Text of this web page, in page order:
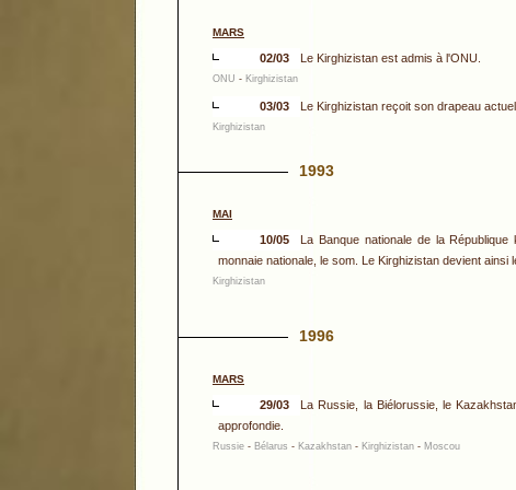
MARS
02/03 Le Kirghizistan est admis à l'ONU.
ONU - Kirghizistan
03/03 Le Kirghizistan reçoit son drapeau actuel.
Kirghizistan
1993
MAI
10/05
La Banque nationale de la
monnaie nationale, le som. Le Kirghizistan devient
Kirghizistan
1996
MARS
29/03
La Russie, la Biélorussie, le
approfondie.
Russie - Bélarus - Kazakhstan - Kirghizistan - Moscou